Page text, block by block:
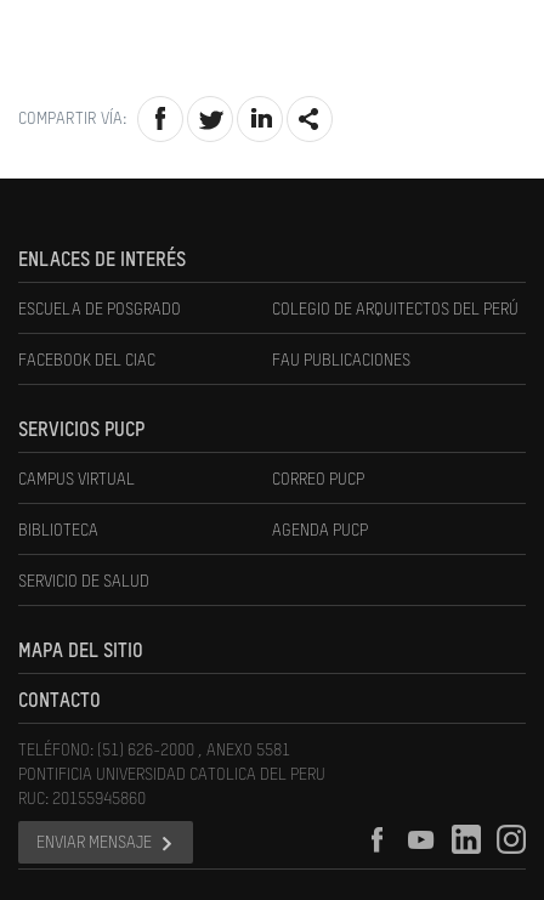
COMPARTIR VÍA:
ENLACES DE INTERÉS
ESCUELA DE POSGRADO COLEGIO DE ARQUITECTOS DEL PERÚ
FACEBOOK DEL CIAC FAU PUBLICACIONES
SERVICIOS PUCP
CAMPUS VIRTUAL CORREO PUCP
BIBLIOTECA AGENDA PUCP
SERVICIO DE SALUD
MAPA DEL SITIO
CONTACTO
TELÉFONO: (51) 626-2000 , ANEXO 5581
PONTIFICIA UNIVERSIDAD CATOLICA DEL PERU
RUC: 20155945860
ENVIAR MENSAJE